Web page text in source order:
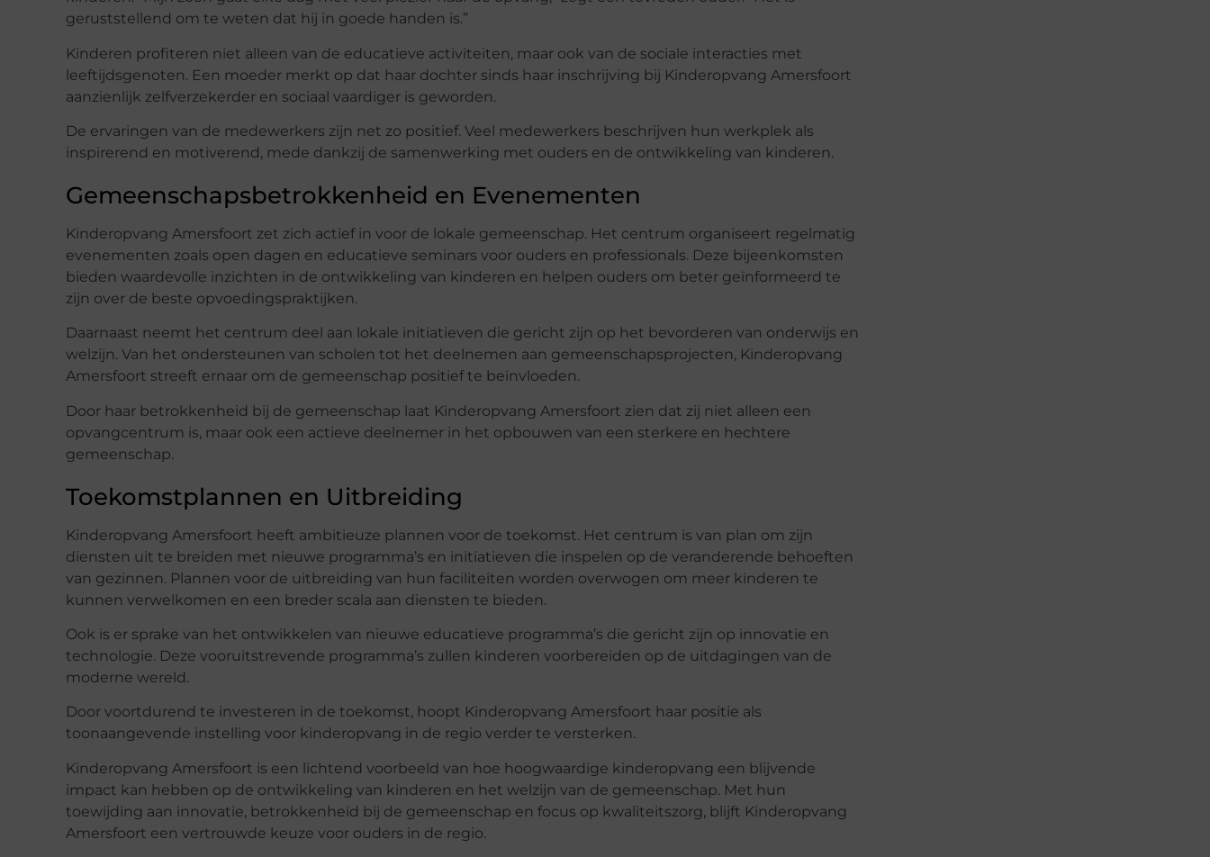
geruststellend om te weten dat hij in goede handen is.”
Kinderen profiteren niet alleen van de educatieve activiteiten, maar ook van de sociale interacties met
leeftijdsgenoten. Een moeder merkt op dat haar dochter sinds haar inschrijving bij Kinderopvang Amersfoort
aanzienlijk zelfverzekerder en sociaal vaardiger is geworden.
De ervaringen van de medewerkers zijn net zo positief. Veel medewerkers beschrijven hun werkplek als
inspirerend en motiverend, mede dankzij de samenwerking met ouders en de ontwikkeling van kinderen.
Gemeenschapsbetrokkenheid en Evenementen
Kinderopvang Amersfoort zet zich actief in voor de lokale gemeenschap. Het centrum organiseert regelmatig
evenementen zoals open dagen en educatieve seminars voor ouders en professionals. Deze bijeenkomsten
bieden waardevolle inzichten in de ontwikkeling van kinderen en helpen ouders om beter geïnformeerd te
zijn over de beste opvoedingspraktijken.
Daarnaast neemt het centrum deel aan lokale initiatieven die gericht zijn op het bevorderen van onderwijs en
welzijn. Van het ondersteunen van scholen tot het deelnemen aan gemeenschapsprojecten, Kinderopvang
Amersfoort streeft ernaar om de gemeenschap positief te beïnvloeden.
Door haar betrokkenheid bij de gemeenschap laat Kinderopvang Amersfoort zien dat zij niet alleen een
opvangcentrum is, maar ook een actieve deelnemer in het opbouwen van een sterkere en hechtere
gemeenschap.
Toekomstplannen en Uitbreiding
Kinderopvang Amersfoort heeft ambitieuze plannen voor de toekomst. Het centrum is van plan om zijn
diensten uit te breiden met nieuwe programma’s en initiatieven die inspelen op de veranderende behoeften
van gezinnen. Plannen voor de uitbreiding van hun faciliteiten worden overwogen om meer kinderen te
kunnen verwelkomen en een breder scala aan diensten te bieden.
Ook is er sprake van het ontwikkelen van nieuwe educatieve programma’s die gericht zijn op innovatie en
technologie. Deze vooruitstrevende programma’s zullen kinderen voorbereiden op de uitdagingen van de
moderne wereld.
Door voortdurend te investeren in de toekomst, hoopt Kinderopvang Amersfoort haar positie als
toonaangevende instelling voor kinderopvang in de regio verder te versterken.
Kinderopvang Amersfoort is een lichtend voorbeeld van hoe hoogwaardige kinderopvang een blijvende
impact kan hebben op de ontwikkeling van kinderen en het welzijn van de gemeenschap. Met hun
toewijding aan innovatie, betrokkenheid bij de gemeenschap en focus op kwaliteitszorg, blijft Kinderopvang
Amersfoort een vertrouwde keuze voor ouders in de regio.